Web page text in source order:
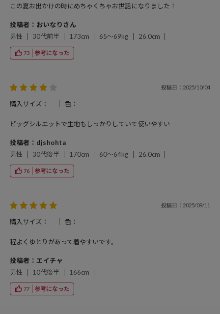
この夏お出かけの時にめちゃくちゃお世話になりました！
投稿者：おいなりさん
男性
30代前半 173cm 65～69kg 26.0cm
73 参考になった
投稿日：2025/10/04
購入サイズ： 色：
ビッグシルエットで生地もしっかりしていて使いやすい
投稿者：djshohta
男性
30代後半 170cm 60～64kg 26.0cm
76 参考になった
投稿日：2025/09/11
購入サイズ： 色：
程よくゆとりがあって着やすいです。
投稿者：エイチャ
男性
10代後半 166cm
77 参考になった